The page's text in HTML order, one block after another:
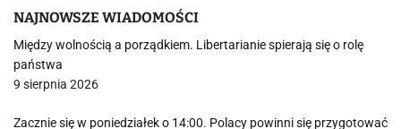
NAJNOWSZE WIADOMOŚCI
Między wolnością a porządkiem. Libertarianie spierają się o rolę
państwa
9 sierpnia 2026
Zacznie się w poniedziałek o 14:00. Polacy powinni się przygotować